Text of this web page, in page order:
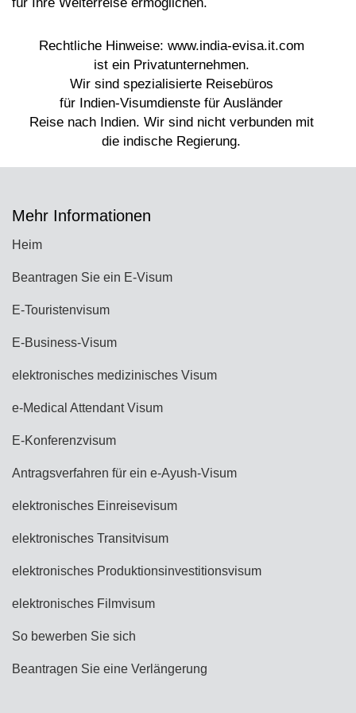
Mehr Informationen
Heim
Beantragen Sie ein E-Visum
E-Touristenvisum
E-Business-Visum
elektronisches medizinisches Visum
e-Medical Attendant Visum
E-Konferenzvisum
Antragsverfahren für ein e-Ayush-Visum
elektronisches Einreisevisum
elektronisches Transitvisum
elektronisches Produktionsinvestitionsvisum
elektronisches Filmvisum
So bewerben Sie sich
Beantragen Sie eine Verlängerung